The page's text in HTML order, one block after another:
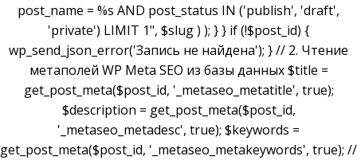
post_name = %s AND post_status IN ('publish', 'draft',
'private') LIMIT 1", $slug ) ); } } if (!$post_id) {
wp_send_json_error('Запись не найдена'); } // 2. Чтение
метаполей WP Meta SEO из базы данных $title =
get_post_meta($post_id, '_metaseo_metatitle', true);
$description = get_post_meta($post_id,
'_metaseo_metadesc', true); $keywords =
get_post_meta($post_id, '_metaseo_metakeywords', true); //